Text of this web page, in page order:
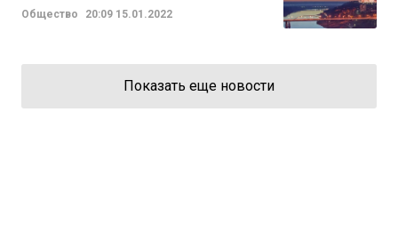
Общество 20:09 15.01.2022
Показать еще новости